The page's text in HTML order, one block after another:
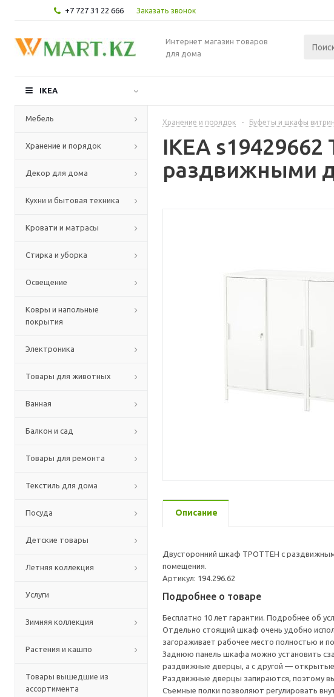
+7 727 31 22 666 Заказать звонок
Интернет магазин товаров
для дома
IKEA
Мебель
Хранение и порядок
Декор для дома
Кухни и бытовая техника
Кровати и матрасы
Стирка и уборка
Освещение
Ковры и напольные
покрытия
Электроника
Товары для животных
Ванная
Балкон и сад
Товары для ремонта
Текстиль для дома
Посуда
Детские товары
Летняя коллекция
Услуги
Зимняя коллекция
Растения и кашпо
Товары вышедшие из
ассортимента
Хранение и порядок - Буфеты и шкафы
IKEA
раздвижными
Описание
Двусторонний шкаф ТРОТТЕН с
помещения.
Артикул: 194.296.62
Подробнее о товаре
Бесплатно 10 лет гарантии. Подробнее об
Отдельно стоящий шкаф очень удобно
загораживает рабочее место полностью и
Заднюю панель шкафа можно установить
раздвижные дверцы, а с другой — открытые
Раздвижные дверцы запираются, поэтому
Съемные полки позволяют регулировать